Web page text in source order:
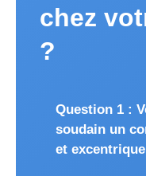
chez
?
Question 1 :
soudain un
et